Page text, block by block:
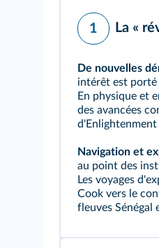
1 La «
De nouvelles
intérêt est porté
En physique et
des avancées
d'Enlightenment
Navigation et
au point des
Les voyages
Cook vers le
fleuves Sénégal